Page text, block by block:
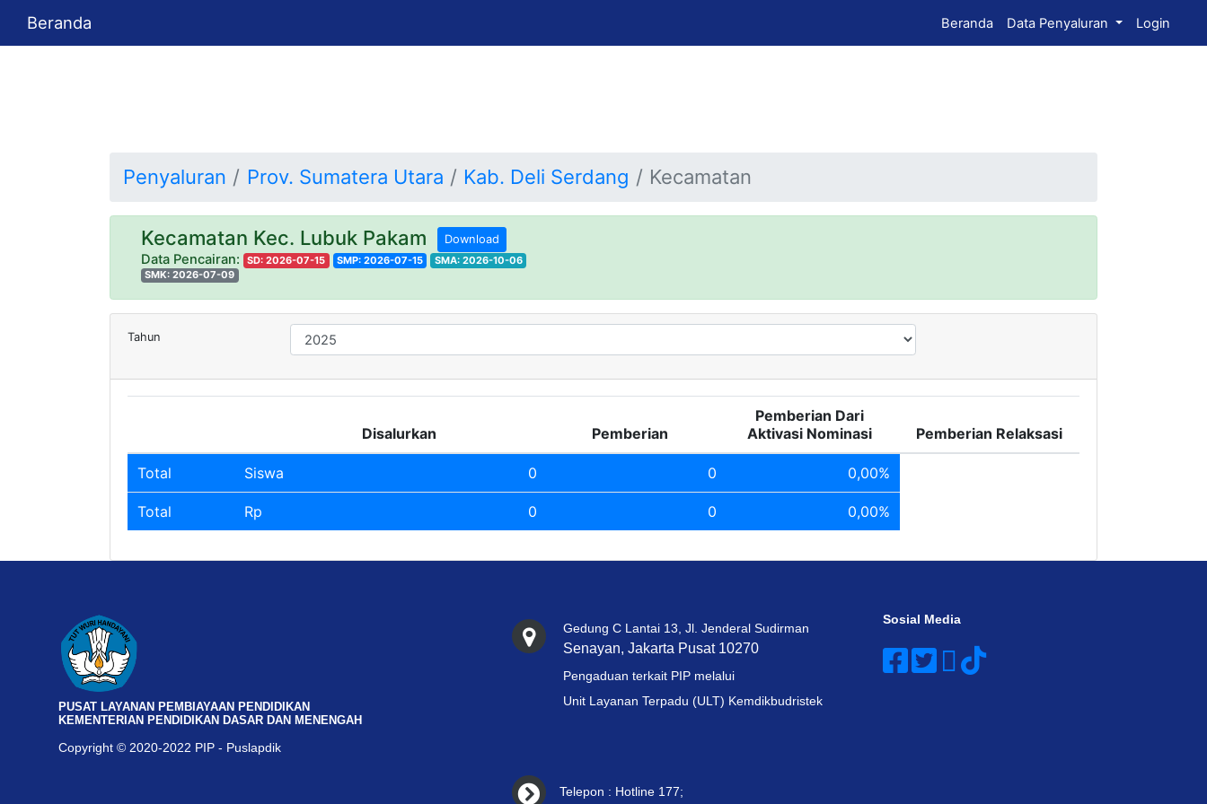
Beranda Beranda Data Penyaluran Login
Penyaluran Prov. Sumatera Utara Kab. Deli Serdang Kecamatan
Kecamatan Kec. Lubuk Pakam Download
Data Pencairan: SD: 2026-07-15 SMP: 2026-07-15
SMA: 2026-10-06
SMK: 2026-07-09
Tahun
Disalurkan Pemberian
Pemberian Dari
Aktivasi Nominasi
Pemberian Relaksasi
Total Siswa 0 0 0,00%
Total Rp 0 0 0,00%
PUSAT LAYANAN PEMBIAYAAN PENDIDIKAN
KEMENTERIAN PENDIDIKAN DASAR DAN MENENGAH
Copyright © 2020-2022 PIP - Puslapdik
Gedung C Lantai 13, Jl. Jenderal Sudirman
Senayan, Jakarta Pusat 10270
Pengaduan terkait PIP melalui
Unit Layanan Terpadu (ULT) Kemdikbudristek
Telepon : Hotline 177;
Sosial Media